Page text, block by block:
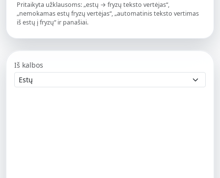
Pritaikyta užklausoms: „estų → fryzų teksto vertėjas“,
„nemokamas estų fryzų vertėjas“, „automatinis teksto vertimas
iš estų į fryzų“ ir panašiai.
Iš kalbos